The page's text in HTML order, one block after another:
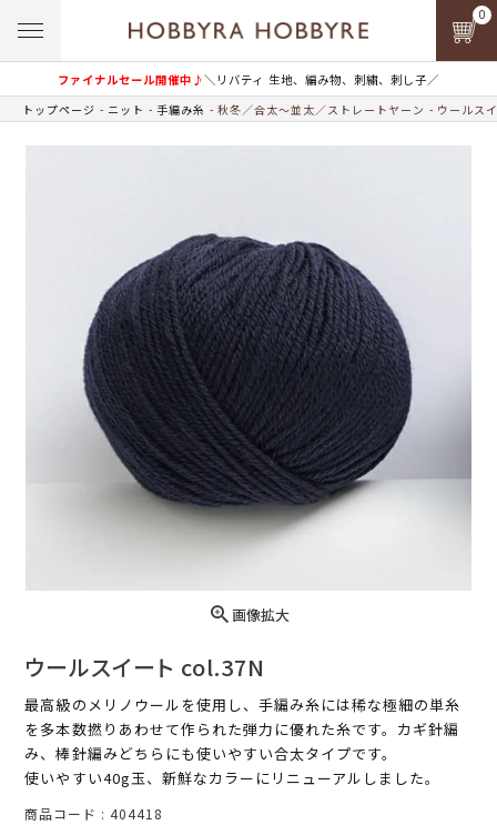
ファイナルセール開催中♪＼リバティ 生地、編み物、刺繍、刺し子／
0
トップページ ニット 手編み糸 秋冬／合太～並太／ストレートヤーン ウールス
画像拡大
ウールスイート col.37N
最高級のメリノウールを使用し、手編み糸には稀な極細の単糸
を多本数撚りあわせて作られた弾力に優れた糸です。カギ針編
み、棒針編みどちらにも使いやすい合太タイプです。
使いやすい40g玉、新鮮なカラーにリニューアルしました。
商品コード 404418